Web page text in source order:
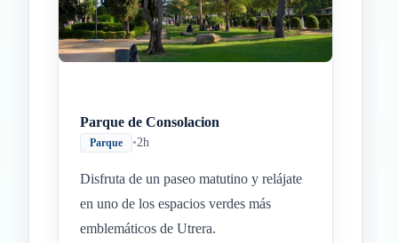
Parque de Consolacion
Parque •2h
Disfruta de un paseo matutino y relájate
en uno de los espacios verdes más
emblemáticos de Utrera.